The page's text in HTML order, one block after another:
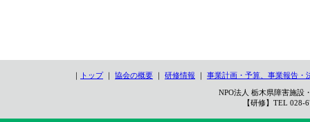
｜ トップ｜ 協会の概要 ｜ 研修情報 ｜ 事業計画・予算、事業報告・
NPO法人 栃木県障害施
【研修】TEL